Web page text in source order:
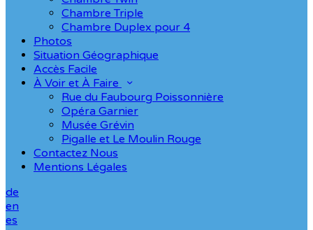
Chambre Triple
Chambre Duplex pour 4
Photos
Situation Géographique
Accès Facile
À Voir et À Faire
Rue du Faubourg Poissonnière
Opéra Garnier
Musée Grévin
Pigalle et Le Moulin Rouge
Contactez Nous
Mentions Légales
de
en
es